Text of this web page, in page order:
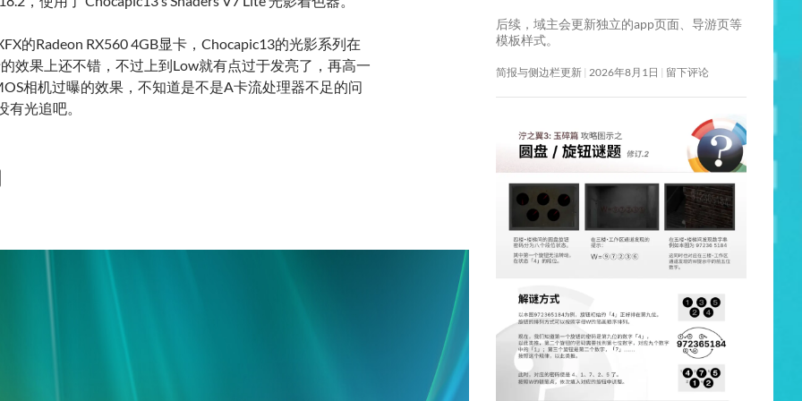
的Radeon RX560 4GB显卡，Chocapic13的光影系列在
效果上还不错，不过上到Low就有点过于发亮了，再高一
相机过曝的效果，不知道是不是A卡流处理器不足的问
有光追吧。
后续，域主会更新独立的app页面、导游页等
模板样式。
简报与侧边栏更新 2026年8月1日 留下评论